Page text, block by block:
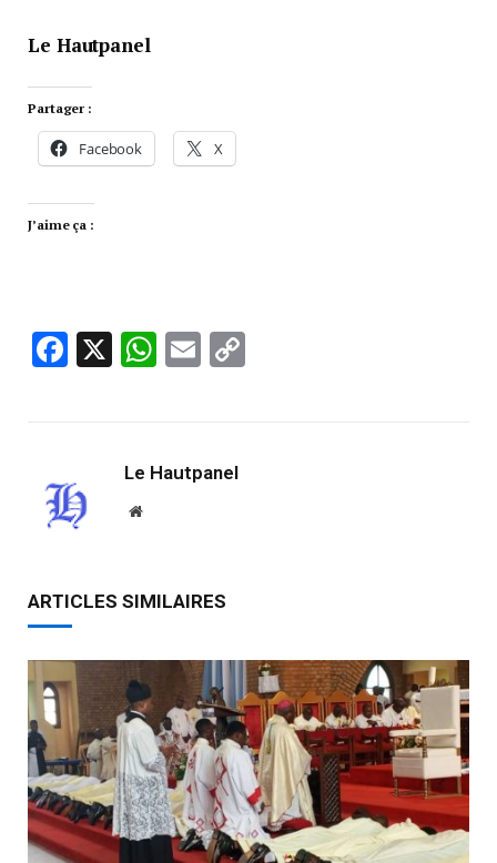
Le Hautpanel
Partager :
Facebook X
J’aime ça :
Facebook
X WhatsApp
Email
Le Hautpanel
Website
ARTICLES SIMILAIRES